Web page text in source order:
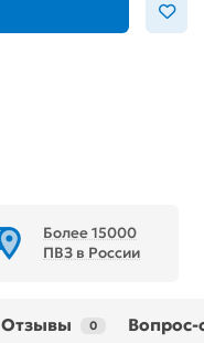
Более 15000
ПВЗ в России
Отзывы 0 Вопрос-